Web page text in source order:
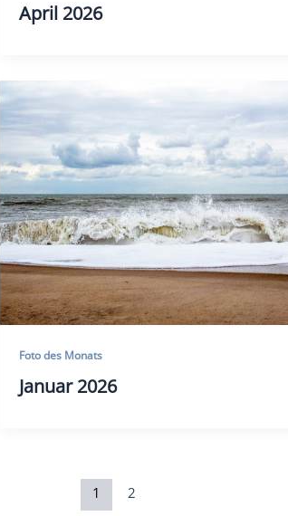
April 2026
Foto des Monats
Januar 2026
1 2